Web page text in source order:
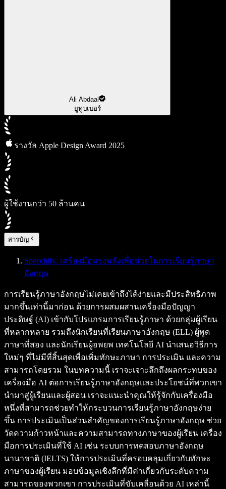
Ali Abdaal
ยูทูบเบอร์
รางวัล Apple Design Award 2025
ผู้ใช้งานกว่า 50 ล้านคน
สารบัญ
Speechify: เครื่องมือทรงพลังเพื่อช่วยในการเรียนรู้ภาษา
อังกฤษ
การเรียนรู้ภาษาอังกฤษไม่เคยเข้าถึงได้ง่ายและมีประสิทธิภาพ
มากขึ้นเท่านี้มาก่อน ด้วยการผสมผสานเครื่องมือปัญญา
ประดิษฐ์ (AI) เข้ากับโปรแกรมการเรียนรู้ภาษา ด้วยกลุ่มผู้เรียน
ที่หลากหลาย รวมถึงนักเรียนที่เรียนภาษาอังกฤษ (ELL) ผู้พูด
ภาษาที่สอง และนักเรียนผู้อพยพ เทคโนโลยี AI นำเสนอวิธีการ
ใหม่ๆ ที่ไม่มีที่สิ้นสุดเพื่อเพิ่มทักษะภาษา การประเมิน และความ
สามารถโดยรวม ในบทความนี้ เราจะเจาะลึกถึงผลกระทบของ
เครื่องมือ AI ต่อการเรียนรู้ภาษาอังกฤษและประโยชน์ที่พวกเขา
นำมาสู่ผู้เรียนและผู้สอน เราจะแนะนำคุณให้รู้จักกับเครื่องมือ
หนึ่งที่สามารถช่วยทำให้กระบวนการเรียนรู้ภาษาอังกฤษง่าย
ขึ้น การประเมินเป็นส่วนสำคัญของการเรียนรู้ภาษาอังกฤษ ช่วย
วัดความก้าวหน้าและความสามารถทางภาษาของผู้เรียน เครื่อง
มือการประเมินที่ใช้ AI เช่น ระบบการทดสอบภาษาอังกฤษ
นานาชาติ (IELTS) ให้การประเมินที่ครอบคลุมเกี่ยวกับทักษะ
ภาษาของผู้เรียน มอบข้อมูลเชิงลึกที่มีค่าเกี่ยวกับระดับความ
สามารถของพวกเขา การประเมินที่ขับเคลื่อนด้วย AI เหล่านี้